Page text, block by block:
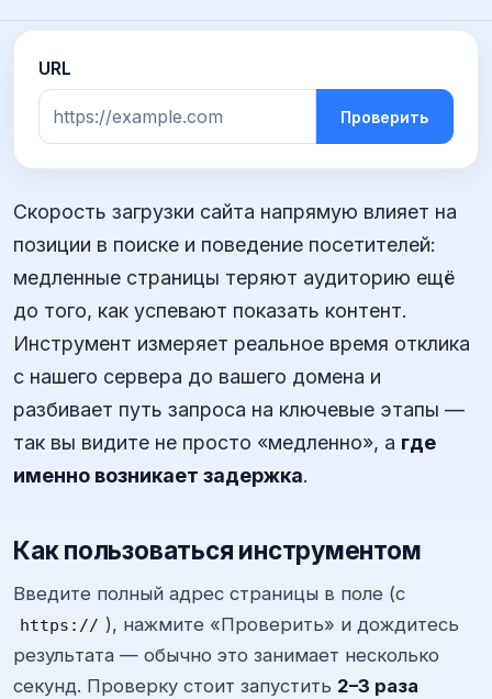
URL
Проверить
Скорость загрузки сайта напрямую влияет на
позиции в поиске и поведение посетителей:
медленные страницы теряют аудиторию ещё
до того, как успевают показать контент.
Инструмент измеряет реальное время отклика
с нашего сервера до вашего домена и
разбивает путь запроса на ключевые этапы —
так вы видите не просто «медленно», а где
именно возникает задержка.
Как пользоваться инструментом
Введите полный адрес страницы в поле (с
https:// ), нажмите «Проверить» и дождитесь
результата — обычно это занимает несколько
секунд. Проверку стоит запустить 2–3 раза